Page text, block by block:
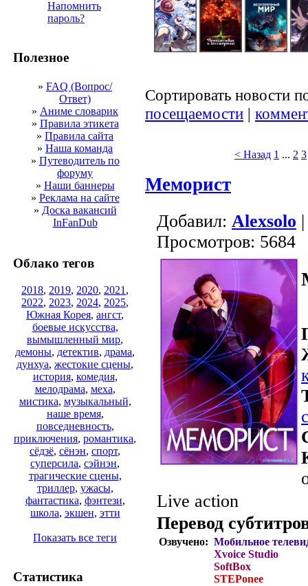
Напомнить
пароль?
Полезное
» FAQ (Вопрос/
Ответ)
» Аниме словарик
» Правила этикета
» Правила сайта
» Наша команда
» Путеводитель по
форуму
» Наши баннеры
» Реклама на сайте
» Доска вакансий
InFanDub
Облако тегов
2018, 2019, 2020, 2021 ,
2022, 2023, 2024, 2025,
Южная Корея, ангст,
боевые искусства,
вымышленный мир,
демоны, детектив, драма,
дунхуа, жестокие сцены,
история, комедия,
мелодрама, меха,
мистика, музыкальный,
наше время,
повседневность,
приключения, романтика,
сёдзё, сёнэн, спорт,
суперсила, сэйнэн,
трагические сцены,
триллер, ужасы,
фантастика, фэнтези,
школа, экшен, этти
Показать все теги
Статистика
Сортировать новости
посещаемости |
< Назад 1 ... 2 3
Меморист
Добавил: Alexsolo
Просмотров: 5684
Live action
Перевод
Озвучено: Мобильное
Xvoice Studio
SoftBox
STEPonee